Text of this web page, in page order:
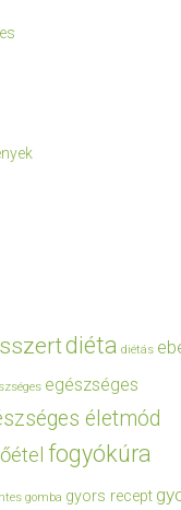
diéta diétás
egészséges
életmód
fogyókúra
gomba gyors recept